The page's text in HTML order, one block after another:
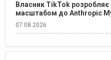
Власник TikTok
масштабом до Anthropic
07.08.2026